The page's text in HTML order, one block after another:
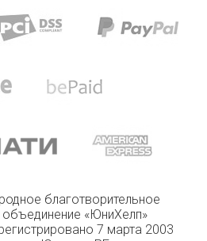
благотворительное
«ЮниХелп»
7 марта 2003